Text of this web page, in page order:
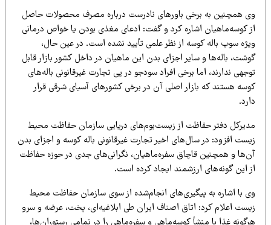
همچنین به برخی باورهای نادرست درباره مصرف محصولات حاصل
کوسه‌ماهیان اشاره کرد و گفت: ادعای مغذی بودن یا خواص درمانی
سوپ باله کوسه از نظر علمی تأیید نشده است. در عین حال،
باله‌ها و سایر اجزای بدن این ماهیان در داخل کشور بازار قابل
ندارند، اما برخی افراد سودجو در پی تجارت غیرقانونی باله‌های
هستند که بازار اصلی آن در برخی کشورهای آسیای شرقی قرار
دفتر حفاظت از زیست‌بوم‌های دریایی سازمان حفاظت محیط
افزود: در سال‌های اخیر تجارت غیرقانونی باله کوسه و اجزای بدن
و همچنین قاچاق سفره‌ماهیان، نگرانی‌های جدی در حوزه حفاظت
این گونه‌های ارزشمند ایجاد کرده است.
با اشاره به پیگیری‌های انجام‌شده از سوی سازمان حفاظت محیط
اعلام کرد: اتاق اصناف ایران طی ابلاغیه‌ای، پخت، عرضه و سرو